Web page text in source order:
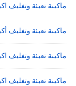
ماكينة تعبئة
ماكينة تعبئة وتغليف
ماكينة تعبئة وتغليف
ماكينة تعبئة وتغليف